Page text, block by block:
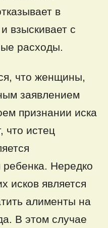
в
взыскивает с
расходы.
что женщины,
заявлением
признании иска
что истец
ребенка. Нередко
исков является
алименты на
В этом случае